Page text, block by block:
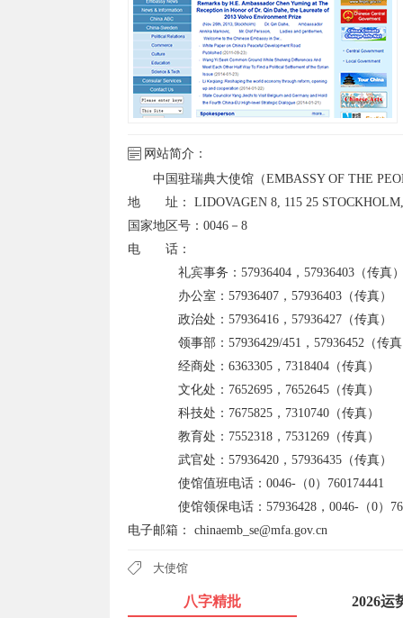
网站简介：
中国驻瑞典大使馆（EMBASSY OF THE
地 址： LIDOVAGEN 8, 115 25
国家地区号：0046－8
电 话：
礼宾事务：57936404，57936403（传真
办公室：57936407，57936403（传真）
政治处：57936416，57936427（传真）
领事部：57936429/451，57936452（传真
经商处：6363305，7318404（传真）
文化处：7652695，7652645（传真）
科技处：7675825，7310740（传真）
教育处：7552318，7531269（传真）
武官处：57936420，57936435（传真）
使馆值班电话：0046-（0）760174441
使馆领保电话：57936428，0046-（0）
电子邮箱： chinaemb_se@mfa.gov.cn
大使馆
八字精批 2026运